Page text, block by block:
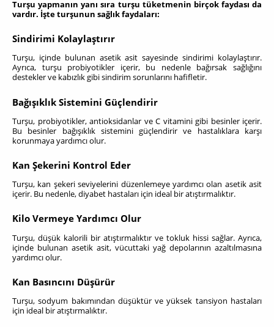
Turşu yapmanın yanı sıra turşu tüketmenin birçok faydası da
vardır. İşte turşunun sağlık faydaları:
Sindirimi Kolaylaştırır
Turşu, içinde bulunan asetik asit sayesinde sindirimi kolaylaştırır.
Ayrıca, turşu probiyotikler içerir, bu nedenle bağırsak sağlığını
destekler ve kabızlık gibi sindirim sorunlarını hafifletir.
Bağışıklık Sistemini Güçlendirir
Turşu, probiyotikler, antioksidanlar ve C vitamini gibi besinler içerir.
Bu besinler bağışıklık sistemini güçlendirir ve hastalıklara karşı
korunmaya yardımcı olur.
Kan Şekerini Kontrol Eder
Turşu, kan şekeri seviyelerini düzenlemeye yardımcı olan asetik asit
içerir. Bu nedenle, diyabet hastaları için ideal bir atıştırmalıktır.
Kilo Vermeye Yardımcı Olur
Turşu, düşük kalorili bir atıştırmalıktır ve tokluk hissi sağlar. Ayrıca,
içinde bulunan asetik asit, vücuttaki yağ depolarının azaltılmasına
yardımcı olur.
Kan Basıncını Düşürür
Turşu, sodyum bakımından düşüktür ve yüksek tansiyon hastaları
için ideal bir atıştırmalıktır.